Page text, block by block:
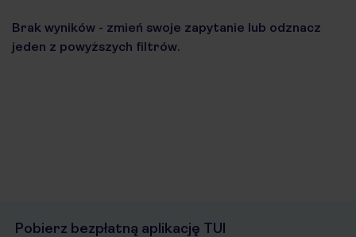
Brak wyników - zmień swoje zapytanie lub odznacz
jeden z powyższych filtrów.
Pobierz bezpłatną aplikację TUI